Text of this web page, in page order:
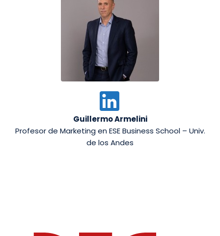


Guillermo Armelini
Profesor de Marketing en ESE Business School – Univ.
de los Andes